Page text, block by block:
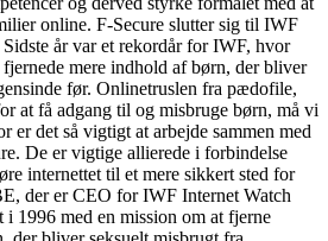
online. F-Secure slutter sig til IWF
år var et rekordår for IWF, hvor
mere indhold af børn, der bliver
før. Onlinetruslen fra pædofile,
at få adgang til og misbruge børn, må vi
er det så vigtigt at arbejde sammen med
De er vigtige allierede i forbindelse
internettet til et mere sikkert sted for
der er CEO for IWF Internet Watch
1996 med en mission om at fjerne